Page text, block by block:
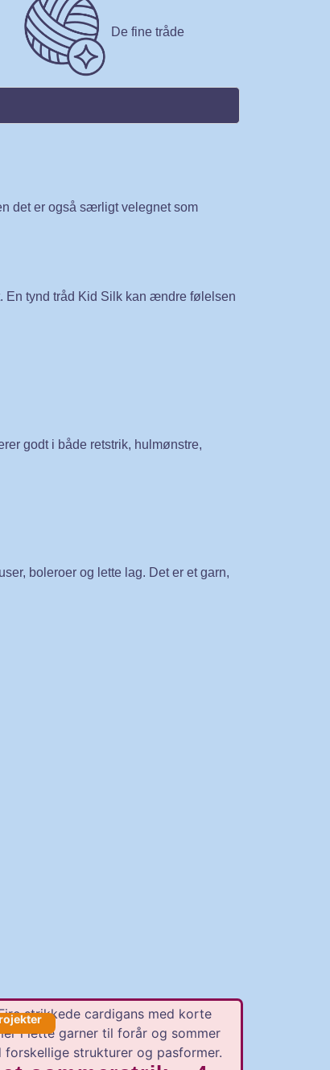
De fine tråde
det er også særligt velegnet som
En tynd tråd Kid Silk kan ændre følelsen
godt i både retstrik, hulmønstre,
boleroer og lette lag. Det er et garn,